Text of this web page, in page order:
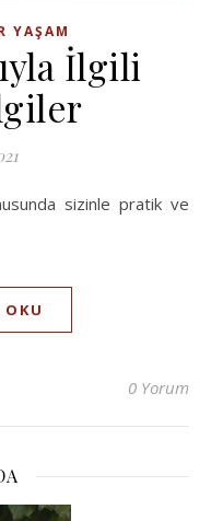
YAŞAM
İlgili
0 Yorum